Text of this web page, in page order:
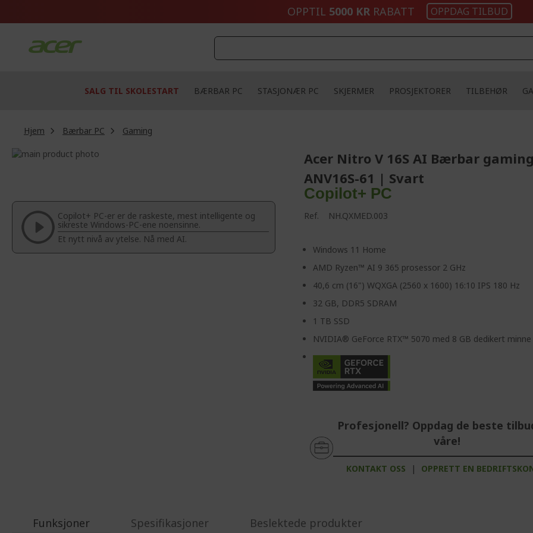
OPPTIL 5000 KR RABATT OPPDAG TILBUD
SALG TIL SKOLESTART BÆRBAR PC STASJONÆR PC SKJERMER PROSJEKTORER TILBEHØR
Hjem Bærbar PC
Gaming
Skip
of
images
gallery
beginning
the
images
gallery
Copilot+ PC-er er de raskeste, mest intelligente og
sikreste Windows-PC-ene noensinne.
Et nytt nivå av ytelse. Nå med AI.
Acer Nitro V 16S AI Bærbar
ANV16S-61 | Svart
Copilot+ PC
Ref. NH.QXMED.003
Windows 11 Home
AMD Ryzen™ AI 9 365 prosessor 2 GHz
40,6 cm (16") WQXGA (2560 x 1600) 16:10 IPS 180 Hz
32 GB, DDR5 SDRAM
1 TB SSD
NVIDIA® GeForce RTX™ 5070 med 8 GB dedikert minne
Profesjonell? Oppdag de beste
våre!
KONTAKT OSS | OPPRETT EN
Funksjoner Spesifikasjoner Beslektede produkter